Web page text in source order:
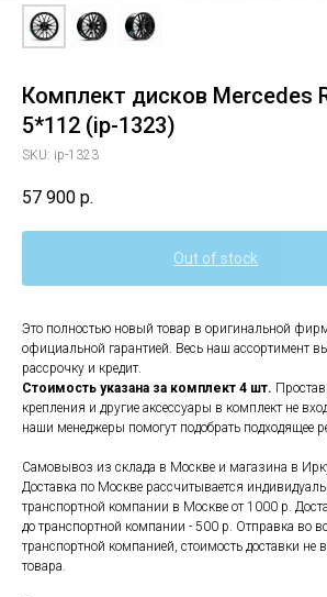
Комплект дисков Mercedes
5*112 (ip-1323)
SKU: ip-1323
57 900 р.
Out of stock
Это полностью новый товар в оригинальной
официальной гарантией. Весь наш ассортимент
рассрочку и кредит.
Стоимость указана за комплект 4 шт.
крепления и другие аксессуары в комплект не
наши менеджеры помогут подобрать подходящее
Самовывоз из склада в Москве и магазина в
Доставка по Москве рассчитывается
транспортной компании в Москве от 1000 р.
до транспортной компании - 500 р. Отправка во
транспортной компанией, стоимость доставки не
товара.